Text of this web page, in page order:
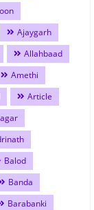
Ajaygarh
Allahbaad
Amethi
Article
Balod
Banda
Barabanki